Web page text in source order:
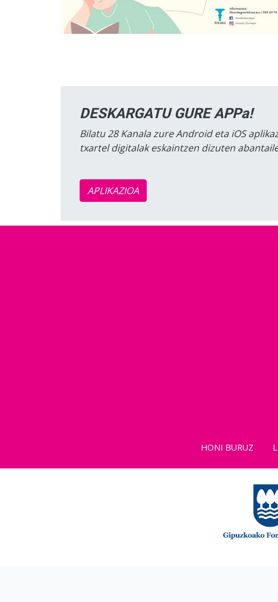
DESKARGATU GURE APPa!
Bilatu 28 Kanala zure Android eta iOS
txartel digitalak eskaintzen dizuten
APLIKAZIOA
HONI BURUZ